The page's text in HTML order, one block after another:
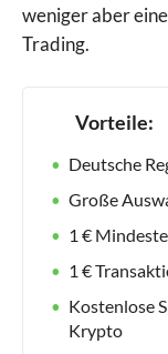
weniger aber
Trading.
Vorteile:
Deutsche
Große
1 €
1 €
Kostenlose
Krypto